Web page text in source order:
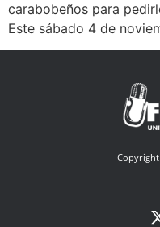
carabobeños para
Este sábado 4 de